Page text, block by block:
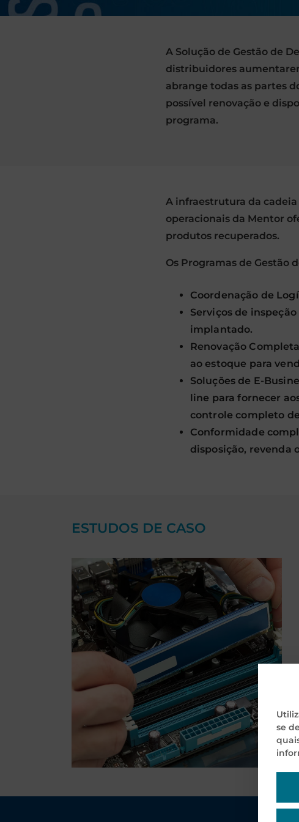
A Solução de Gestão de
distribuidores
abrange todas as partes
possível renovação e
programa.
A infraestrutura da
operacionais da Mentor
produtos recuperados.
Os Programas de Gestão
Coordenação de
Serviços de
implantado.
Renovação
ao estoque para
Soluções de E-
line para fornecer
controle completo
Conformidade
disposição, revenda
ESTUDOS DE CASO
se